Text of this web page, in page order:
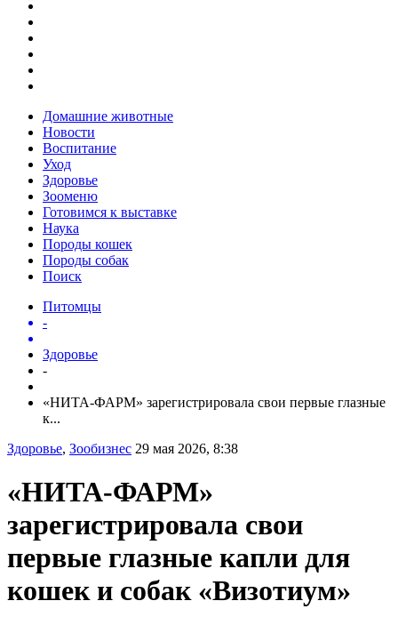
Домашние животные
Новости
Воспитание
Уход
Здоровье
Зооменю
Готовимся к выставке
Наука
Породы кошек
Породы собак
Поиск
Питомцы
-
Здоровье
-
«НИТА-ФАРМ» зарегистрировала свои первые глазные
к...
Здоровье, Зообизнес 29 мая 2026, 8:38
«НИТА-ФАРМ»
зарегистрировала свои
первые глазные капли для
кошек и собак «Визотиум»